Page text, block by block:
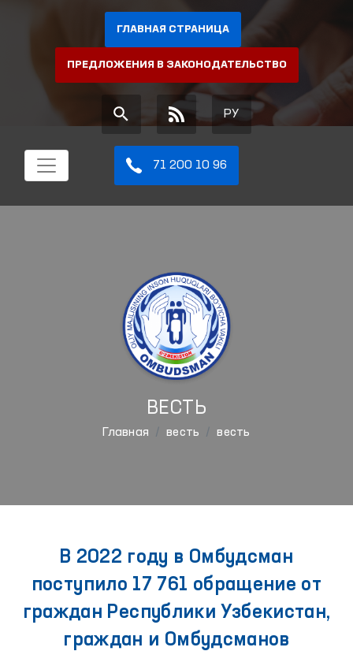
ГЛАВНАЯ СТРАНИЦА
ПРЕДЛОЖЕНИЯ В ЗАКОНОДАТЕЛЬСТВО
РУ
71 200 10 96
ВЕСТЬ
Главная весть весть
В 2022 году в Омбудсман
поступило 17 761 обращение от
граждан Республики Узбекистан,
граждан и Омбудсманов